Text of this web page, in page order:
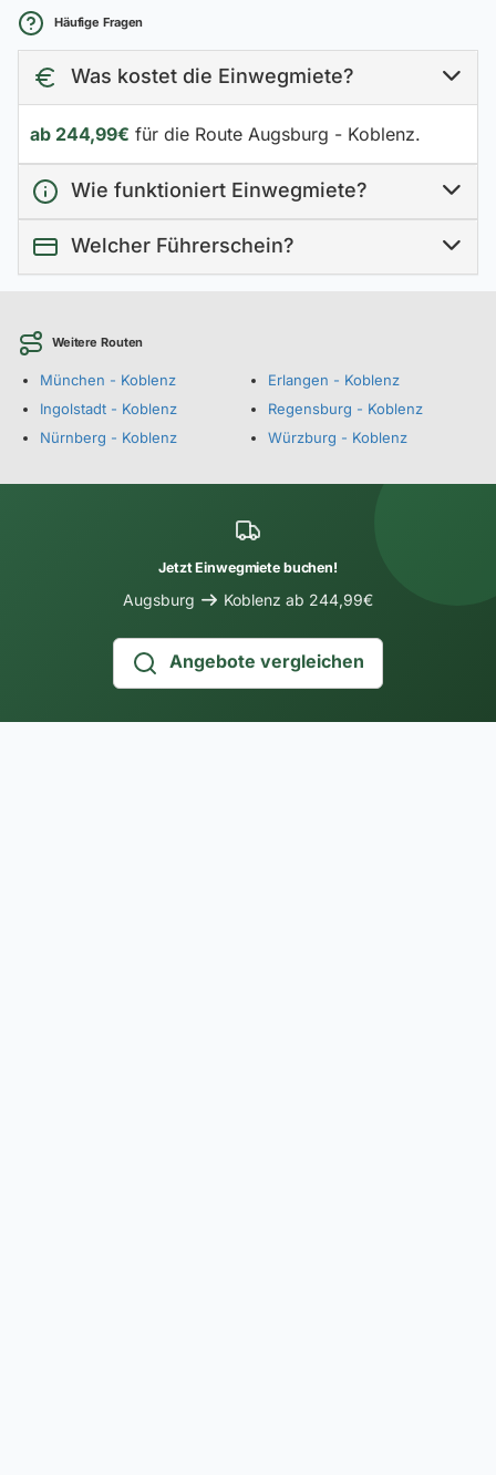
Häufige Fragen
Was kostet die Einwegmiete?
ab 244,99€ für die Route Augsburg - Koblenz.
Wie funktioniert Einwegmiete?
Welcher Führerschein?
Weitere Routen
München - Koblenz
Ingolstadt - Koblenz
Nürnberg - Koblenz
Erlangen - Koblenz
Regensburg - Koblenz
Würzburg - Koblenz
Jetzt Einwegmiete buchen!
Augsburg Koblenz ab 244,99€
Angebote vergleichen